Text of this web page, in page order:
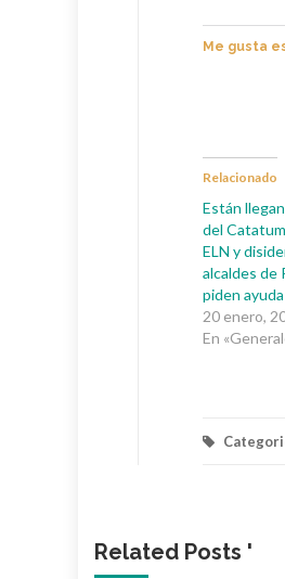
Me gusta
Relacionado
Están
del
ELN y
alcaldes de
piden ayuda
20 enero,
En
Related Posts '